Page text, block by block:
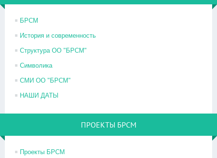
БРСМ
История и современность
Структура ОО "БРСМ"
Символика
СМИ ОО "БРСМ"
НАШИ ДАТЫ
ПРОЕКТЫ БРСМ
Проекты БРСМ